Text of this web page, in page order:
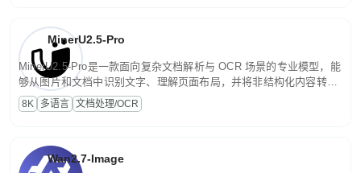
MinerU2.5-Pro
MinerU2.5-Pro是一款面向复杂文档解析与 OCR 场景的专业模型，能
够从图片和文档中识别文字、理解页面布局，并将非结构化内容转换
为便于存储、检索和二次处理的结构化结果。
8K 多语言 文档处理/OCR
Wan2.7-Image